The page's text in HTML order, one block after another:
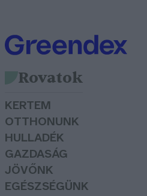
Rovatok
KERTEM
OTTHONUNK
HULLADÉK
GAZDASÁG
JÖVŐNK
EGÉSZSÉGÜNK